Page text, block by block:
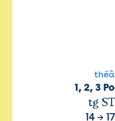
1, 2, 3
tg
14 →